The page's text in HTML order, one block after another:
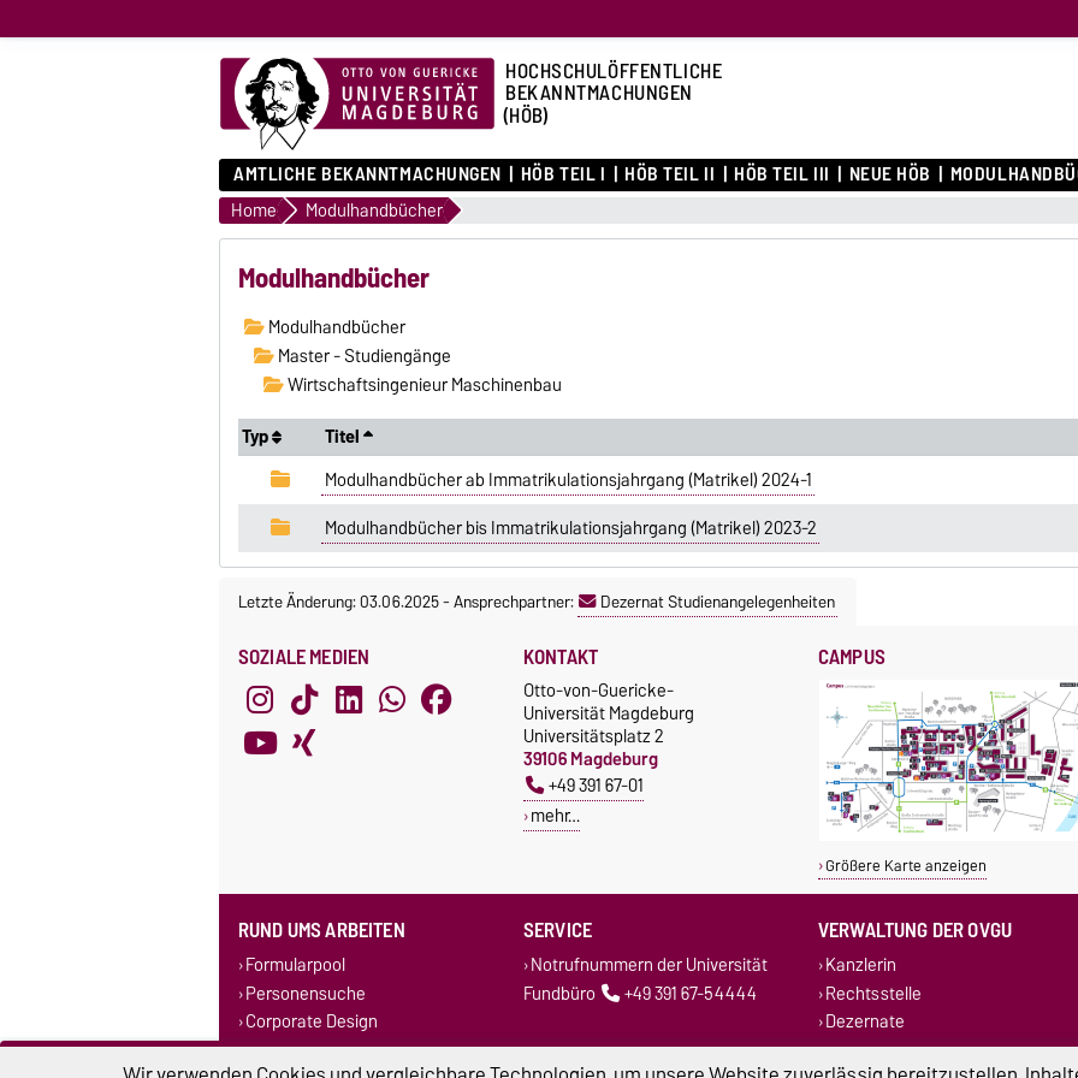
HOCHSCHULÖFFENTLICHE
BEKANNTMACHUNGEN
(HÖB)
AMTLICHE BEKANNTMACHUNGEN HÖB TEIL I HÖB TEIL II HÖB TEIL III NEUE HÖB
Home Modulhandbücher
Modulhandbücher
Modulhandbücher
Master - Studiengänge
Wirtschaftsingenieur Maschinenbau
Typ
Titel
Modulhandbücher ab Immatrikulationsjahrgang (Matrikel) 2024-1
Modulhandbücher bis Immatrikulationsjahrgang (Matrikel) 2023-2
Letzte Änderung: 03.06.2025-Ansprechpartner: Dezernat Studienangelegenheiten
SOZIALE MEDIEN KONTAKT
Otto-von-Guericke-
Universität Magdeburg
Universitätsplatz 2
39106 Magdeburg
+49 391 67-01
mehr…
CAMPUS
Größere Karte anzeigen
RUND UMS ARBEITEN
Formularpool
Personensuche
Corporate Design
Stellenausschreibungen
SERVICE
Notrufnummern der Universität
Fundbüro
+49 391 67-54444
VERWALTUNG DER OVGU
Kanzlerin
Rechtsstelle
Dezernate